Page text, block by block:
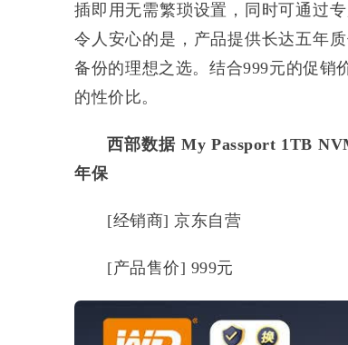
插即用无需繁琐设置，同时可通过
令人安心的是，产品提供长达五年
备份的理想之选。结合999元的促销
的性价比。
西部数据 My Passport 1TB
年保
[经销商] 京东自营
[产品售价] 999元